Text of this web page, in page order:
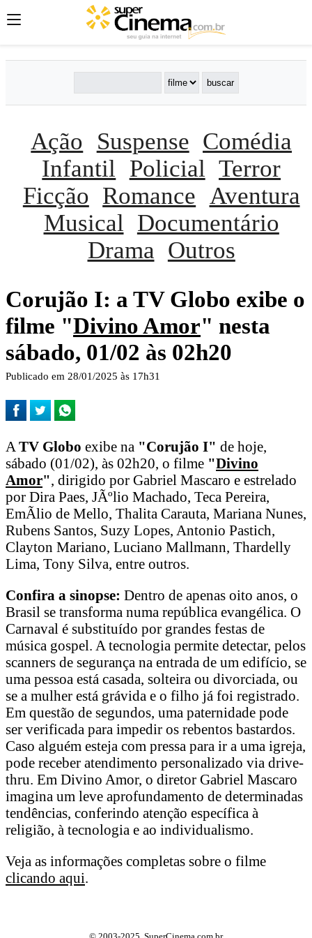
Ação Suspense Comédia
Infantil
Policial Terror
Ficção Romance Aventura
Musical
Documentário
Drama Outros
Corujão I: a TV Globo exibe o
filme "Divino Amor" nesta
sábado, 01/02 às 02h20
Publicado em 28/01/2025 às 17h31
A TV Globo exibe na "Corujão I" de hoje,
sábado (01/02), às 02h20, o filme "Divino
Amor", dirigido por Gabriel Mascaro e estrelado
por Dira Paes, JÃºlio Machado, Teca Pereira,
EmÃ­lio de Mello, Thalita Carauta, Mariana Nunes,
Rubens Santos, Suzy Lopes, Antonio Pastich,
Clayton Mariano, Luciano Mallmann, Thardelly
Lima, Tony Silva, entre outros.
Confira a sinopse: Dentro de apenas oito anos, o
Brasil se transforma numa república evangélica. O
Carnaval é substituído por grandes festas de
música gospel. A tecnologia permite detectar, pelos
scanners de segurança na entrada de um edifício, se
uma pessoa está casada, solteira ou divorciada, ou
se a mulher está grávida e o filho já foi registrado.
Em questão de segundos, uma paternidade pode
ser verificada para impedir os rebentos bastardos.
Caso alguém esteja com pressa para ir a uma igreja,
pode receber atendimento personalizado via drive-
thru. Em Divino Amor, o diretor Gabriel Mascaro
imagina um leve aprofundamento de determinadas
tendências, conferindo atenção específica à
religião, à tecnologia e ao individualismo.
Veja as informações completas sobre o filme
clicando aqui.